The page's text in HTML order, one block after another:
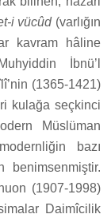
i vücûd(varlığın
kavram hâline
İbnü’l
(1365-1421)
kulağa seçkinci
Müslüman
bazı
benimsenmiştir.
(1907-1998)
Daimîcilik